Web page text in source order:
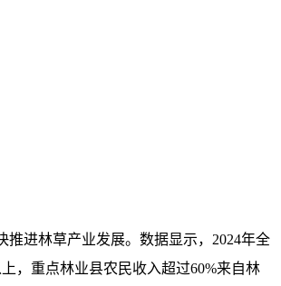
进林草产业发展。数据显示，2024年全
，重点林业县农民收入超过60%来自林